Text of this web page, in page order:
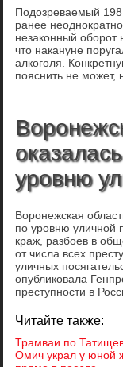
Подозреваемый
ранее
незаконный оборот
что накануне
алкоголя.
пояснить не может,
уровню
Воронежская
по уровню уличной
краж, разбоев в
от числа всех
уличных
опубликовала
преступности в
Читайте также:
Трамваи по
Омич украл у юной